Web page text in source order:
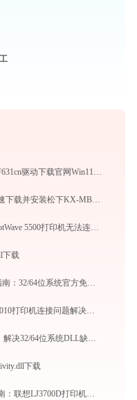
(2025最新)佳能MF631cn驱动下载官网Win11/Win10安装教程
(2026最新)如何快速下载并安装松下KX-MB3018CN打印机驱动：详细步骤解析
(2026最新) 佳能PlotWave 5500打印机无法连接？教你解决方法 - 金山毒霸
下载
d3dx9_35.dll下载指南：32/64位系统官方免费下载与安装教程
(2026最新) 佳能g1010打印机连接问题解决方法-金山毒霸
libcef.dll下载指南：解决32/64位系统DLL缺失问题 | 官方免费安全下载
下载
(2026最新)专业指南：联想LJ3700D打印机驱动的下载与安装步骤详解